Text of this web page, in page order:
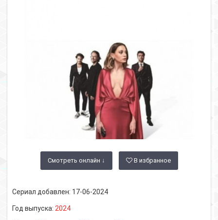
Смотреть онлайн ↓ В избранное
Сериал добавлен: 17-06-2024
Год выпуска: 2024